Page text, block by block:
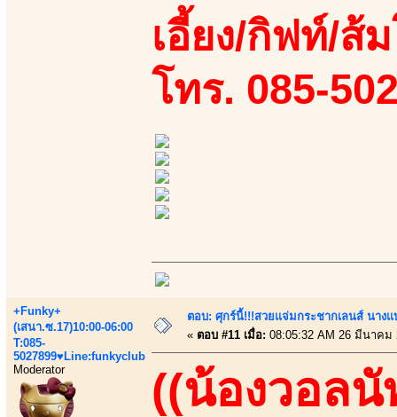
เอี้ยง/กิฟท์/ส้
โทร. 085-
+Funky+
(เสนา.ซ.17)10:00-06:00
T:085-
5027899♥Line:funkyclub
Moderator
ตอบ: ศุกร์นี้!!!สวยแจ่มกระชากเลนส์ นาง
« ตอบ #11 เมื่อ: 08:05:32 AM 26 มีนาคม
((น้องวอลนั